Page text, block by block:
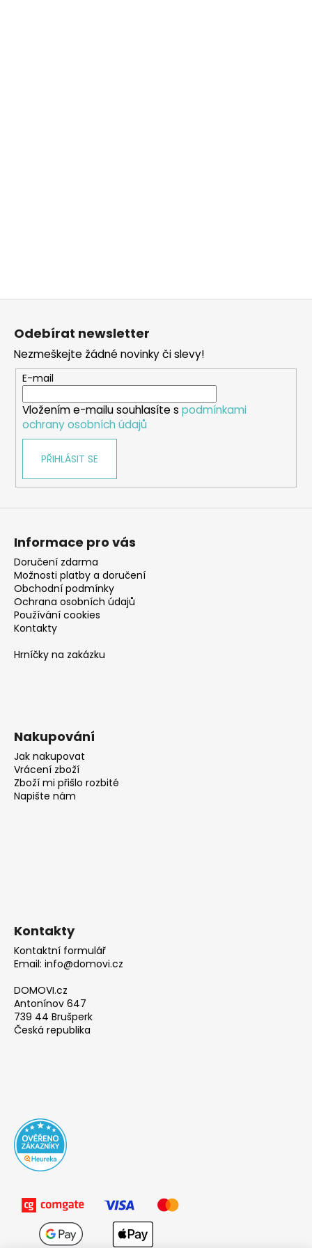
Z
Odebírat newsletter
Nezmeškejte žádné novinky či slevy!
E-mail
Vložením e-mailu souhlasíte s podmínkami
ochrany osobních údajů
PŘIHLÁSIT SE
Informace pro vás
Doručení zdarma
Možnosti platby a doručení
Obchodní podmínky
Ochrana osobních údajů
Používání cookies
Kontakty
Hrníčky na zakázku
Nakupování
Jak nakupovat
Vrácení zboží
Zboží mi přišlo rozbité
Napište nám
Kontakty
Kontaktní formulář
Email: info@domovi.cz
DOMOVI.cz
Antonínov 647
739 44 Brušperk
Česká republika